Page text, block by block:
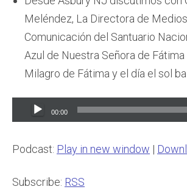
Meléndez, La Directora de
Comunicación del Santuario
Azul de Nuestra Señora de Fátima
Milagro de Fátima y el día el sol
Audio
Player
00:00
Podcast: Play in new window |
Subscribe: RSS